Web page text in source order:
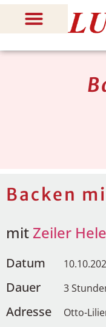
Backen
mitZeiler
Datum
Dauer 3
Adresse Otto-